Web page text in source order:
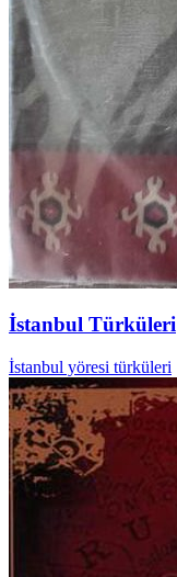
İstanbul Türküleri
İstanbul yöresi türküleri